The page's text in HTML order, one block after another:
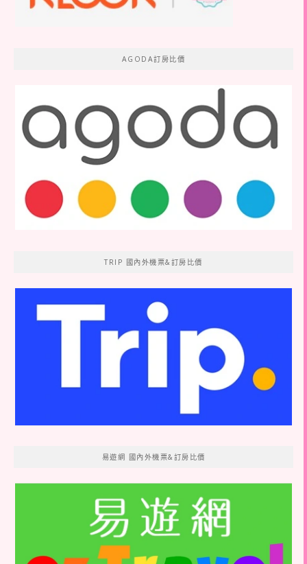
AGODA訂房比價
TRIP 國內外機票&訂房比價
易遊網 國內外機票&訂房比價